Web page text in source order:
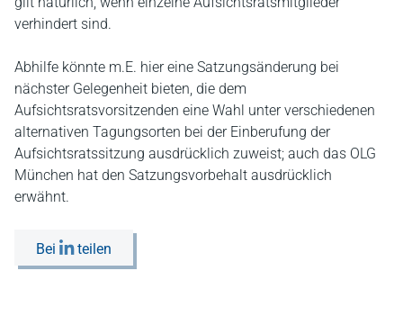
verhindert sind.
Abhilfe könnte m.E. hier eine Satzungsänderung bei
nächster Gelegenheit bieten, die dem
Aufsichtsratsvorsitzenden eine Wahl unter verschiedenen
alternativen Tagungsorten bei der Einberufung der
Aufsichtsratssitzung ausdrücklich zuweist; auch das OLG
München hat den Satzungsvorbehalt ausdrücklich
erwähnt.
Bei teilen